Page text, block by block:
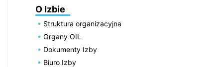
O Izbie
Struktura organizacyjna
Organy OIL
Dokumenty Izby
Biuro Izby